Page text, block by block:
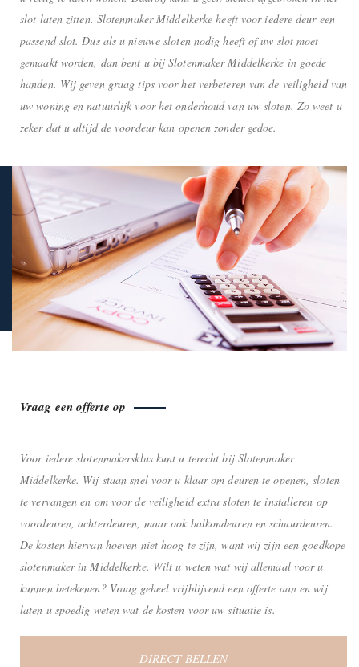
slot laten zitten. Slotenmaker Middelkerke heeft voor iedere deur een
passend slot. Dus als u nieuwe sloten nodig heeft of uw slot moet
gemaakt worden, dan bent u bij Slotenmaker Middelkerke in goede
handen. Wij geven graag tips voor het verbeteren van de veiligheid van
uw woning en natuurlijk voor het onderhoud van uw sloten. Zo weet u
zeker dat u altijd de voordeur kan openen zonder gedoe.
Vraag een offerte op
Voor iedere slotenmakersklus kunt u terecht bij Slotenmaker
Middelkerke. Wij staan snel voor u klaar om deuren te openen, sloten
te vervangen en om voor de veiligheid extra sloten te installeren op
voordeuren, achterdeuren, maar ook balkondeuren en schuurdeuren.
De kosten hiervan hoeven niet hoog te zijn, want wij zijn een goedkope
slotenmaker in Middelkerke. Wilt u weten wat wij allemaal voor u
kunnen betekenen? Vraag geheel vrijblijvend een offerte aan en wij
laten u spoedig weten wat de kosten voor uw situatie is.
DIRECT BELLEN